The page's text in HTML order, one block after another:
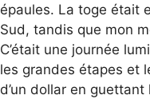
épaules. La toge était
Sud, tandis que mon
C’était une journée
les grandes étapes et
d’un dollar en guettant